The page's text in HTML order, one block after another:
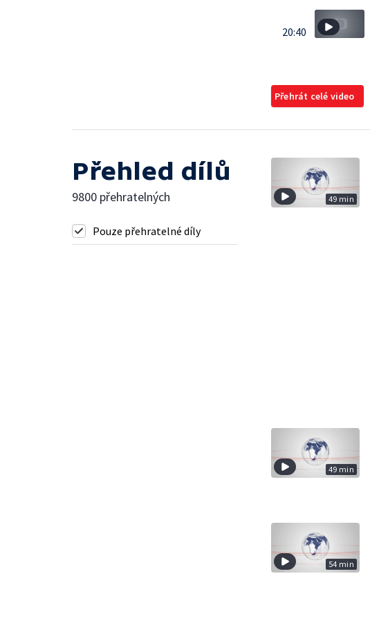
20:40
Přehrát celé video
Přehled dílů
9800 přehratelných
Pouze přehratelné díly
49 min
49 min
54 min